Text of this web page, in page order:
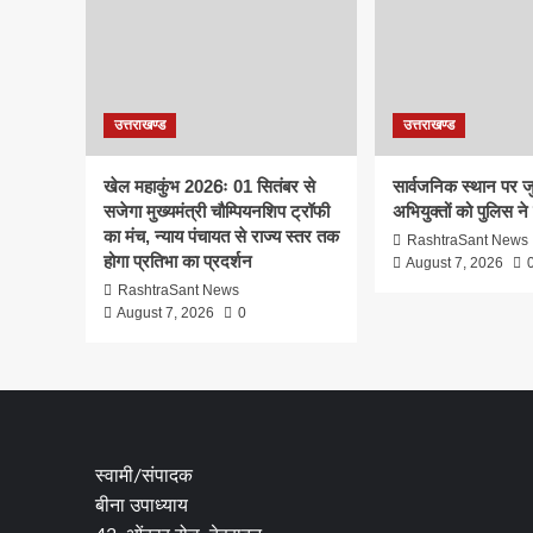
उत्तराखण्ड
खेल महाकुंभ 2026ः 01 सितंबर से
सजेगा मुख्यमंत्री चौम्पियनशिप ट्रॉफी
का मंच, न्याय पंचायत से राज्य स्तर तक
होगा प्रतिभा का प्रदर्शन
RashtraSant News
August 7, 2026
0
उत्तराखण्ड
सार्वजनिक स्थान
अभियुक्तों को पुलिस ने
RashtraSant News
August 7, 2026
स्वामी/संपादक
बीना उपाध्याय